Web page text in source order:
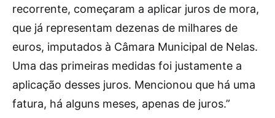
recorrente, começaram a aplicar juros de mora,
que já representam dezenas de milhares de
euros, imputados à Câmara Municipal de Nelas.
Uma das primeiras medidas foi justamente a
aplicação desses juros. Mencionou que há uma
fatura, há alguns meses, apenas de juros.”